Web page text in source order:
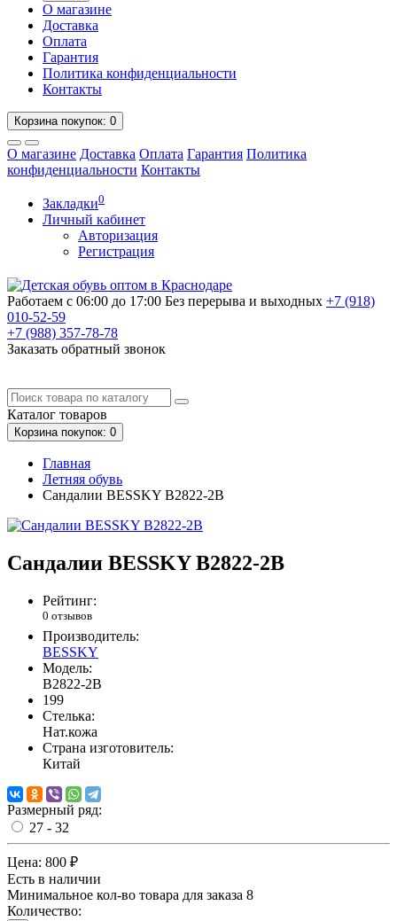
О магазине
Доставка
Оплата
Гарантия
Политика конфиденциальности
Контакты
Корзинапокупок: 0
О магазине Доставка Оплата Гарантия Политика
конфиденциальности Контакты
Закладки0
Личный кабинет
Авторизация
Регистрация
Работаем с 06:00 до 17:00 Без перерыва и выходных +7 (918)
010-52-59
+7 (988) 357-78-78
Заказать обратный звонок
Каталог товаров
Корзинапокупок: 0
Главная
Летняя обувь
Сандалии BESSKY B2822-2B
Сандалии BESSKY B2822-2B
Рейтинг:
0 отзывов
Производитель:
BESSKY
Модель:
B2822-2B
199
Стелька:
Нат.кожа
Страна изготовитель:
Китай
Размерный ряд:
27 - 32
Цена: 800 ₽
Есть в наличии
Минимальное кол-во товара для заказа 8
Количество: